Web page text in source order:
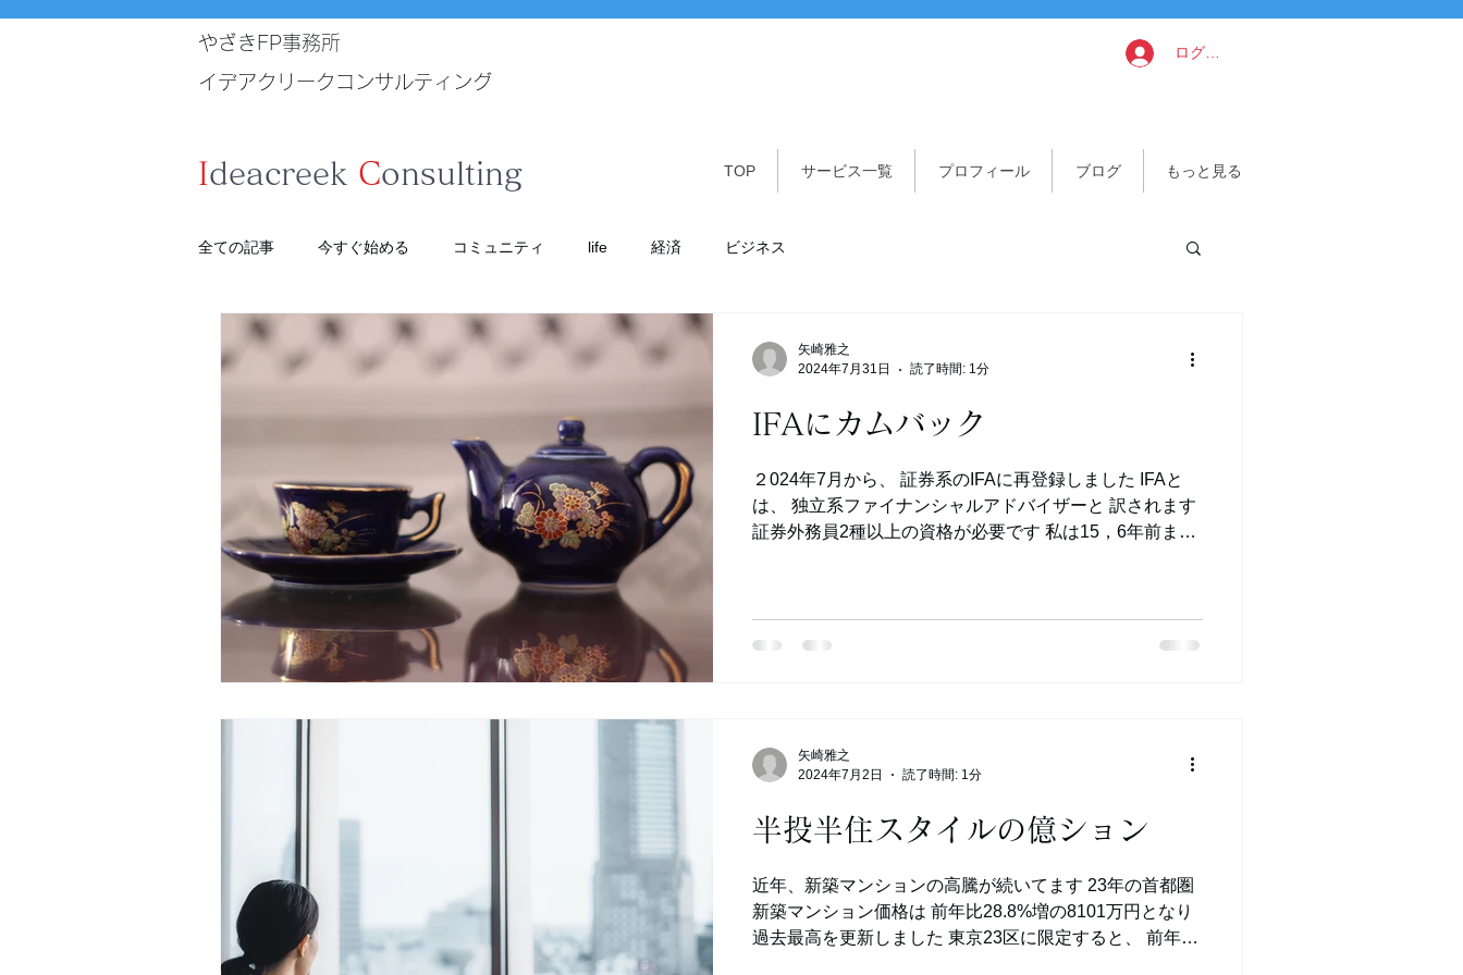
やざきFP事務所
イデアクリークコンサルティング
Ideacreek Consulting
ログイン
TOP サービス一覧 プロフィール ブログ もっと見る
全ての記事 今すぐ始める コミュニティ life 経済 ビジネス
IFAにカムバック
２024年7月から、 証券系のIFAに再登録しました IFAと
は、 独立系ファイナンシャルアドバイザーと 訳されます
証券外務員2種以上の資格が必要です 私は15，6年前まで
矢崎雅之
2024年7月31日
読了時間: 1分
半投半住スタイルの億ション
近年、新築マンションの高騰が続いてます 23年の首都圏
新築マンション価格は 前年比28.8%増の8101万円となり
過去最高を更新しました 東京23区に限定すると、 前年比
矢崎雅之
2024年7月2日
読了時間: 1分